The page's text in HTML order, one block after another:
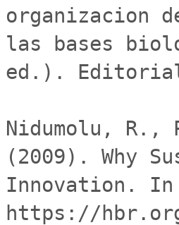
organizacion
las bases
ed.).
Nidumolu, R.,
(2009). Why
Innovation. In
https://